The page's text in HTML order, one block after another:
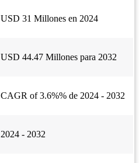
USD 31 Millones en 2024
USD 44.47 Millones para 2032
CAGR of 3.6%% de 2024 - 2032
2024 - 2032